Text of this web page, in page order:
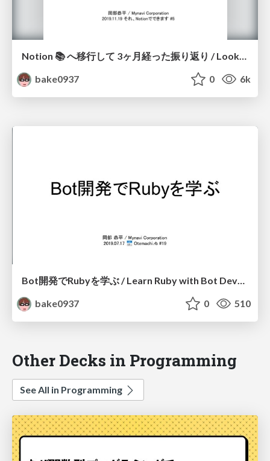
Notion 📚 へ移行して 3ヶ月経った振り返り / Looking back at Notion after 3 months
bake0937
0 6k
Bot開発でRubyを学ぶ / Learn Ruby with Bot Development
bake0937
0 510
Other Decks in Programming
See All in Programming